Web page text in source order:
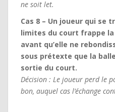
ne soit let.
Cas 8 – Un joueur qui se
limites du court frappe
avant qu’elle ne
sous prétexte que la
sortie du court.
Décision : Le joueur perd le
bon, auquel cas l’échange